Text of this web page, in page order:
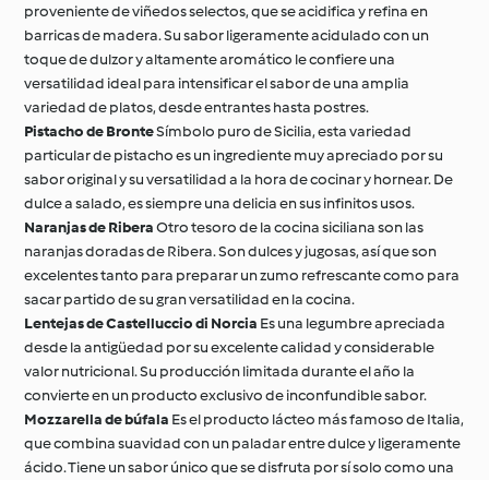
proveniente de viñedos selectos, que se acidifica y refina en
barricas de madera. Su sabor ligeramente acidulado con un
toque de dulzor y altamente aromático le confiere una
versatilidad ideal para intensificar el sabor de una amplia
variedad de platos, desde entrantes hasta postres.
Pistacho de BronteSímbolo puro de Sicilia, esta variedad
particular de pistacho es un ingrediente muy apreciado por su
sabor original y su versatilidad a la hora de cocinar y hornear. De
dulce a salado, es siempre una delicia en sus infinitos usos.
Naranjas de RiberaOtro tesoro de la cocina siciliana son las
naranjas doradas de Ribera. Son dulces y jugosas, así que son
excelentes tanto para preparar un zumo refrescante como para
sacar partido de su gran versatilidad en la cocina.
Lentejas de Castelluccio di Norcia Es una legumbre apreciada
desde la antigüedad por su excelente calidad y considerable
valor nutricional. Su producción limitada durante el año la
convierte en un producto exclusivo de inconfundible sabor.
Mozzarella de búfala Es el producto lácteo más famoso de Italia,
que combina suavidad con un paladar entre dulce y ligeramente
ácido. Tiene un sabor único que se disfruta por sí solo como una